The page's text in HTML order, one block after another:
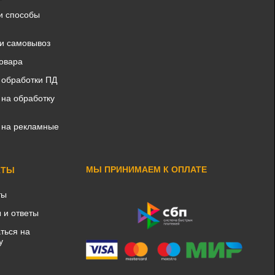
способы
самовывоз
ПД
обработку
рекламные
ответы
на
МЫ ПРИНИМАЕМ К ОПЛАТЕ